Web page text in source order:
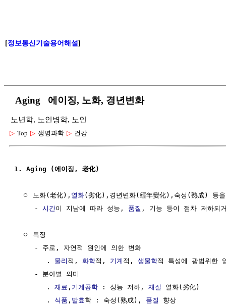
[정보통신기술용어해설]
Aging 에이징, 노화, 경년변화
노년학, 노인병학, 노인
▷ Top ▷ 생명과학 ▷ 건강
1. Aging (에이징, 老化)
  ㅇ 노화(老化),
열화(劣化),경년변화(經年變化),숙성(熟成) 등
     -
시간이 지남에 따라 성능, 품질 , 기능 등이 점차 저하되
  ㅇ 특징
     - 주로, 자연적 원인에 의한 변화
        .
물리 적, 화학적, 기계 적, 생물학적 특성에 광범위한
     - 분야별 의미
        .
재료 , 기계공학 : 성능 저하, 재질
열화(劣化)
        .
식품 , 발효학 : 숙성(熟成), 품질
향상